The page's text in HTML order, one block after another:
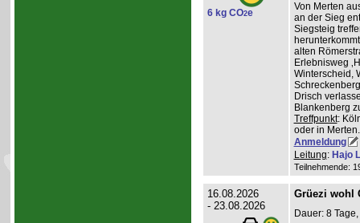
6 kg CO2e
Von Merten
an der Sieg
Siegsteig
alten
Erlebnisweg
Winterscheid,
Drisch
Blankenberg
Treffpunkt:
oder in
Anmeldung
Leitung: Hajo
Teilnehmende:
16.08.2026
- 23.08.2026
Grüezi wohl
Dauer: 8